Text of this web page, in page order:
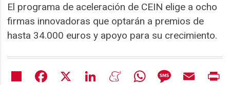
El programa de aceleración de CEIN elige a ocho
firmas innovadoras que optarán a premios de
hasta 34.000 euros y apoyo para su crecimiento.
Share Facebook LinkedIn MeneameWhatsAppMessageEmail